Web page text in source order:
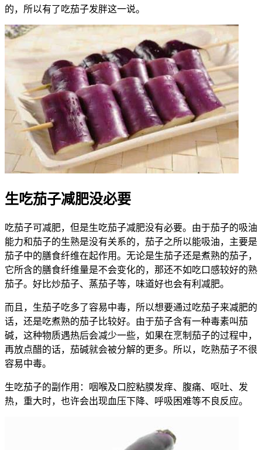
的，所以有了吃茄子发胖这一说。
生吃茄子减肥没必要
吃茄子可减肥，但是生吃茄子减肥没有必要。由于茄子的吸油
能力和茄子的生熟是没有关系的，茄子之所以能吸油，主要是
茄子中的膳食纤维在起作用。无论是生茄子还是煮熟的茄子，
它所含的膳食纤维量是不会变化的，那还不如吃口感较好的熟
茄子。好比炒茄子、蒸茄子等，味道好也会有利减肥。
而且，生茄子吃多了容易中毒，所以想要通过吃茄子来减肥的
话，还是吃煮熟的茄子比较好。由于茄子含有一种毒素叫茄
碱，这种物质遇热后会减少一些，如果在烹制茄子的过程中，
再放点醋的话，茄碱就会被分解的更多。所以，吃熟茄子不很
容易中毒。
生吃茄子的副作用：咽喉及口腔粘膜发痒、腹痛、呕吐、发
热，重大时，也许会出现血压下降、呼吸困难等不良反应。